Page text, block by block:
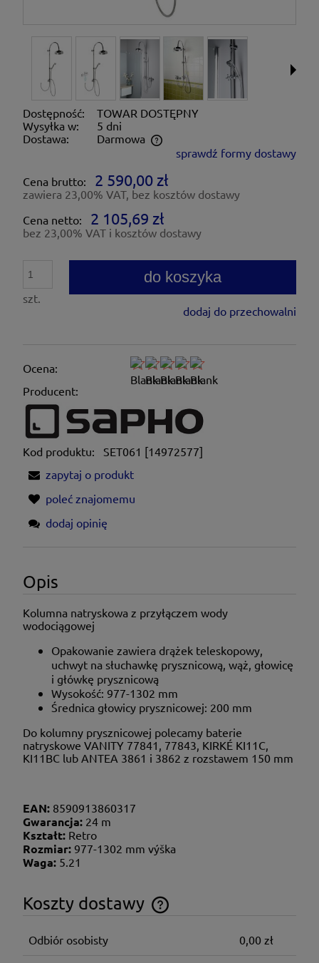
Dostępność:
TOWAR DOSTĘPNY
Wysyłka w:
5 dni
Dostawa:
Darmowa
Cena nie zawiera ewentualnych kosztów płatności
sprawdź formy dostawy
Cena brutto:
2 590,00 zł
zawiera 23,00% VAT, bez kosztów dostawy
Cena netto:
2 105,69 zł
bez 23,00% VAT i kosztów dostawy
szt.
do koszyka
dodaj do przechowalni
Ocena:
Producent:
Kod produktu:
SET061 [14972577]
zapytaj o produkt
poleć znajomemu
dodaj opinię
Opis
Kolumna natryskowa z przyłączem wody
wodociągowej
Opakowanie zawiera drążek teleskopowy,
uchwyt na słuchawkę prysznicową, wąż, głowicę
i główkę prysznicową
Wysokość: 977-1302 mm
Średnica głowicy prysznicowej: 200 mm
Do kolumny prysznicowej polecamy baterie
natryskowe VANITY 77841, 77843, KIRKÉ KI11C,
KI11BC lub ANTEA 3861 i 3862 z rozstawem 150 mm
EAN: 8590913860317
Gwarancja: 24 m
Kształt: Retro
Rozmiar: 977-1302 mm výška
Waga: 5.21
Koszty dostawy
Cena nie zawiera ewentualnych kosztów płatności
Odbiór osobisty 0,00 zł